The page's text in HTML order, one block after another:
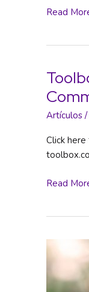
El
Read
Artículos/
Click
Toolbox
Read